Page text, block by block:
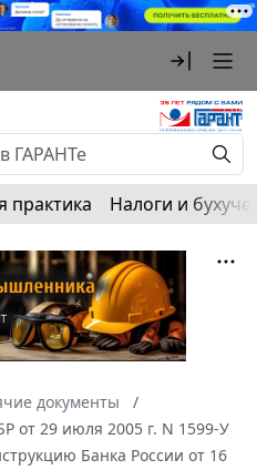
практика Налоги и
документы
от 29 июля 2005 г. N 1599-У
Банка России от 16